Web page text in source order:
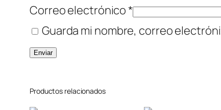
Correo electrónico*
Guarda mi nombre, correo
Productos relacionados